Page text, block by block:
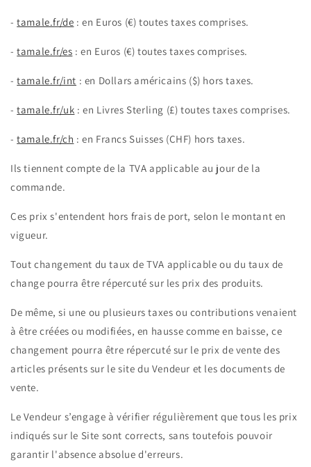
-tamale.fr/de : en Euros (€) toutes taxes comprises.
-tamale.fr/es : en Euros (€) toutes taxes comprises.
-tamale.fr/int : en Dollars américains ($) hors taxes.
-tamale.fr/uk : en Livres Sterling (£) toutes taxes comprises.
-tamale.fr/ch : en Francs Suisses (CHF) hors taxes.
Ils tiennent compte de la TVA applicable au jour de la
commande.
Ces prix s'entendent hors frais de port, selon le montant en
vigueur.
Tout changement du taux de TVA applicable ou du taux de
change pourra être répercuté sur les prix des produits.
De même, si une ou plusieurs taxes ou contributions venaient
à être créées ou modifiées, en hausse comme en baisse, ce
changement pourra être répercuté sur le prix de vente des
articles présents sur le site du Vendeur et les documents de
vente.
Le Vendeur s’engage à vérifier régulièrement que tous les prix
indiqués sur le Site sont corrects, sans toutefois pouvoir
garantir l'absence absolue d'erreurs.